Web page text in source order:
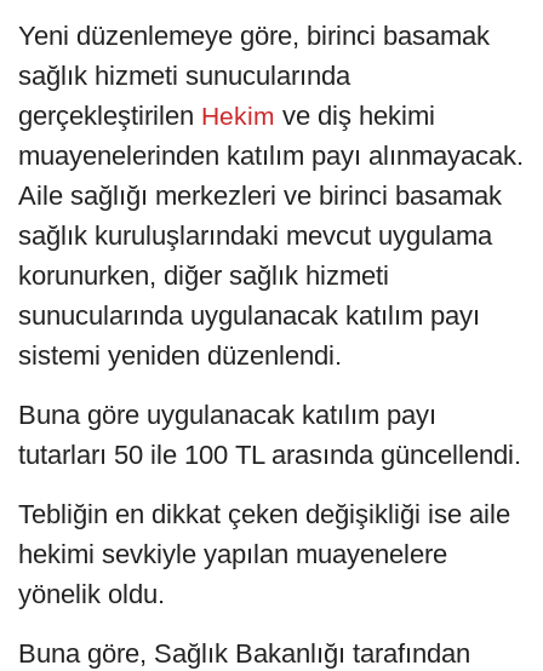
Yeni düzenlemeye göre, birinci basamak
sağlık hizmeti sunucularında
gerçekleştirilen Hekim ve diş hekimi
muayenelerinden katılım payı alınmayacak.
Aile sağlığı merkezleri ve birinci basamak
sağlık kuruluşlarındaki mevcut uygulama
korunurken, diğer sağlık hizmeti
sunucularında uygulanacak katılım payı
sistemi yeniden düzenlendi.
Buna göre uygulanacak katılım payı
tutarları 50 ile 100 TL arasında güncellendi.
Tebliğin en dikkat çeken değişikliği ise aile
hekimi sevkiyle yapılan muayenelere
yönelik oldu.
Buna göre, Sağlık Bakanlığı tarafından